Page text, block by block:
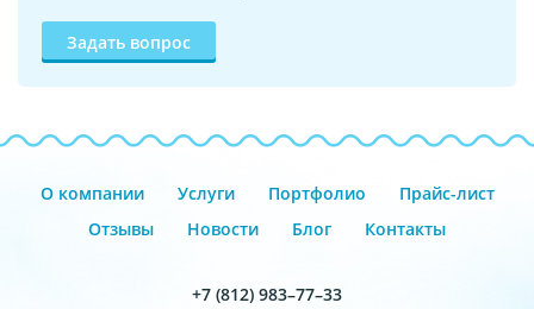
Задать вопрос
О компании Услуги Портфолио
Прайс-лист
Отзывы
Новости Блог Контакты
+7 (812) 983–77–33